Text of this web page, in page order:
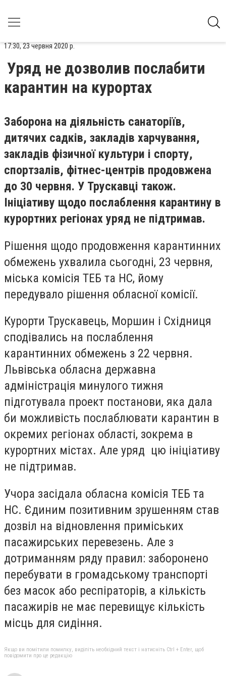
17:30, 23 червня 2020 р.
Уряд не дозволив послабити
карантин на курортах
Заборона на діяльність санаторіїв,
дитячих садків, закладів харчування,
закладів фізичної культури і спорту,
спортзалів, фітнес-центрів продовжена
до 30 червня. У Трускавці також.
Ініціативу щодо послаблення карантину в
курортних регіонах уряд не підтримав.
Рішення щодо продовження карантинних
обмежень ухвалила сьогодні, 23 червня,
міська комісія ТЕБ та НС, йому
передувало рішення обласної комісії.
Курорти Трускавець, Моршин і Східниця
сподівались на послаблення
карантинних обмежень з 22 червня.
Львівська обласна державна
адміністрація минулого тижня
підготувала проект постанови, яка дала
би можливість послаблювати карантин в
окремих регіонах області, зокрема в
курортних містах. Але уряд цю ініціативу
не підтримав.
Учора засідала обласна комісія ТЕБ та
НС. Єдиним позитивним зрушенням став
дозвіл на відновлення приміських
пасажирських перевезень. Але з
дотриманням ряду правил: заборонено
перебувати в громадському транспорті
без масок або респіраторів, а кількість
пасажирів не має перевищує кількість
місць для сидіння.
Якщо ви помітили помилку, виділіть необхідний текст і натисніть Ctrl + Enter, щоб
повідомити про це редакцію